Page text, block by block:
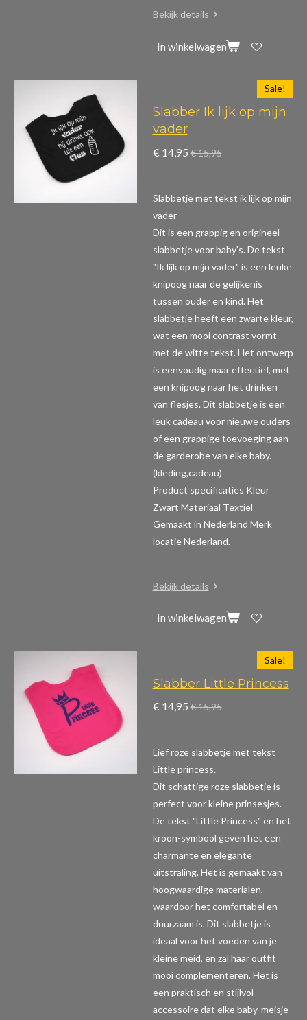
Bekijk details
In winkelwagen
Sale!
Slabber Ik lijk op mijn
vader
€ 14,95 € 15,95
Slabbetje met tekst ik lijk op mijn
vader
Dit is een grappig en origineel
slabbetje voor baby's. De tekst
"Ik lijk op mijn vader" is een leuke
knipoog naar de gelijkenis
tussen ouder en kind. Het
slabbetje heeft een zwarte kleur,
wat een mooi contrast vormt
met de witte tekst. Het ontwerp
is eenvoudig maar effectief, met
een knipoog naar het drinken
van flesjes. Dit slabbetje is een
leuk cadeau voor nieuwe ouders
of een grappige toevoeging aan
de garderobe van elke baby.
(kleding,cadeau)
Product specificaties Kleur
Zwart Materiaal Textiel
Gemaakt in Nederland Merk
locatie Nederland.
Bekijk details
In winkelwagen
Sale!
Slabber Little Princess
€ 14,95 € 15,95
Lief roze slabbetje met tekst
Little princess.
Dit schattige roze slabbetje is
perfect voor kleine prinsesjes.
De tekst "Little Princess" en het
kroon-symbool geven het een
charmante en elegante
uitstraling. Het is gemaakt van
hoogwaardige materialen,
waardoor het comfortabel en
duurzaam is. Dit slabbetje is
ideaal voor het voeden van je
kleine meid, en zal haar outfit
mooi complementeren. Het is
een praktisch en stijlvol
accessoire dat elke baby-meisje